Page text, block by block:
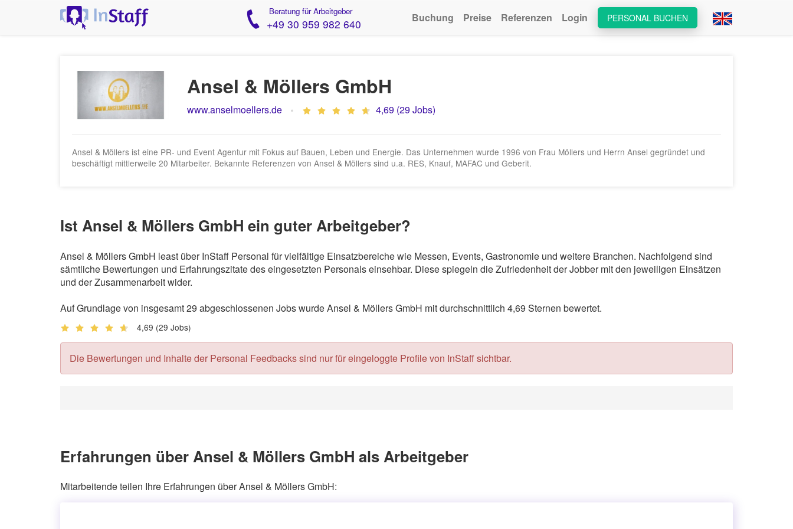
Beratung für Arbeitgeber
+49 30 959 982 640 PERSONAL BUCHEN
Buchung Preise Referenzen Login
Ansel & Möllers GmbH
www.anselmoellers.de 4,69 (29 Jobs)
Ansel & Möllers ist eine PR- und Event Agentur mit Fokus auf Bauen, Leben und Energie. Das Unternehmen wurde 1996 von Frau Möllers und Herrn Ansel gegründet und
beschäftigt mittlerweile 20 Mitarbeiter. Bekannte Referenzen von Ansel & Möllers sind u.a. RES, Knauf, MAFAC und Geberit.
Ist Ansel & Möllers GmbH ein guter Arbeitgeber?
Ansel & Möllers GmbH least über InStaff Personal für vielfältige Einsatzbereiche wie Messen, Events, Gastronomie und weitere Branchen. Nachfolgend sind
sämtliche Bewertungen und Erfahrungszitate des eingesetzten Personals einsehbar. Diese spiegeln die Zufriedenheit der Jobber mit den jeweiligen Einsätzen
und der Zusammenarbeit wider.
Auf Grundlage von insgesamt 29 abgeschlossenen Jobs wurde Ansel & Möllers GmbH mit durchschnittlich 4,69 Sternen bewertet.
4,69 (29 Jobs)
Die Bewertungen und Inhalte der Personal Feedbacks sind nur für eingeloggte Profile von InStaff sichtbar.
Erfahrungen über Ansel & Möllers GmbH als Arbeitgeber
Mitarbeitende teilen Ihre Erfahrungen über Ansel & Möllers GmbH: